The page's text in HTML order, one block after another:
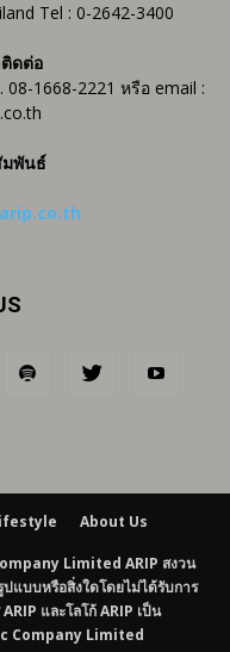
Tel : 0-2642-3400
ดต่อ
1668-2221 หรือ email :
มพันธ์
About Us
Limited ARIP สงวน
แบบหรือสิ่งใดโดยไม่ได้รับการ
และโลโก้ ARIP เป็น
Company Limited